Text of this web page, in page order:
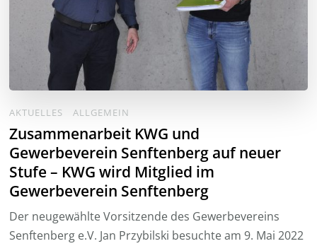
AKTUELLES ALLGEMEIN
Zusammenarbeit KWG und
Gewerbeverein Senftenberg auf neuer
Stufe – KWG wird Mitglied im
Gewerbeverein Senftenberg
Der neugewählte Vorsitzende des Gewerbevereins
Senftenberg e.V. Jan Przybilski besuchte am 9. Mai 2022